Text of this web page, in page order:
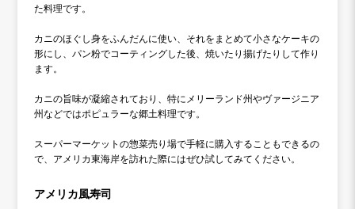
た料理です。
カニのほぐし身をふんだんに使い、それをまとめて小さなケーキの
形にし、パン粉でコーティングした後、焼いたり揚げたりして作り
ます。
カニの旨味が凝縮されており、特にメリーランド州やヴァージニア
州などではポピュラーな郷土料理です。
スーパーマーケットの惣菜売り場で手軽に購入することもできるの
で、アメリカ東海岸を訪れた際にはぜひ試してみてください。
アメリカ風寿司